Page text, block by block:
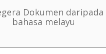
Dokumen daripada
bahasa melayu